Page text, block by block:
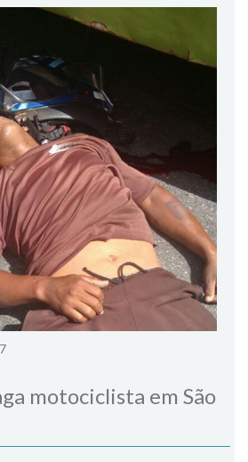
motociclista em São